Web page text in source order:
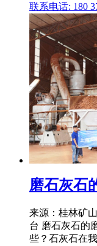
联系电话: 180
磨石灰石
来源：桂林矿
台 磨石灰石的
些？石灰石在